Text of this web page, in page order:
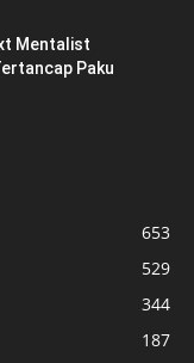
Mentalist
Paku
653
529
344
187